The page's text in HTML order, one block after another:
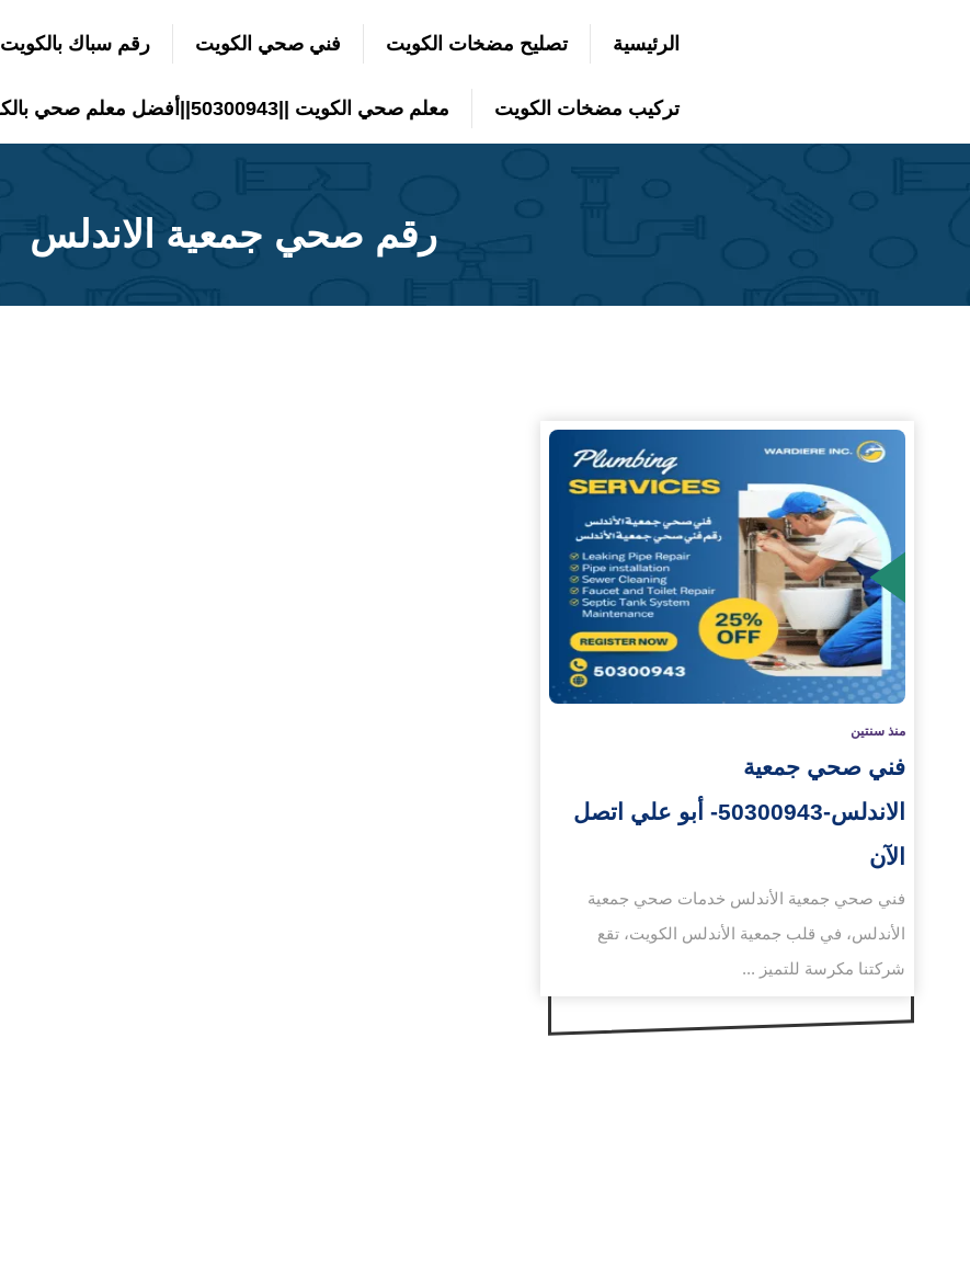
الرئيسية تصليح مضخات الكويت فني صحي الكويت رقم سباك بالكويت
تركيب مضخات الكويت معلم صحي الكويت ||50300943||أفضل معلم صحي بالكويت
رقم صحي جمعية الاندلس
منذ سنتين
فني صحي جمعية
الاندلس-50300943- أبو علي اتصل
الآن
فني صحي جمعية الأندلس خدمات صحي جمعية
الأندلس، في قلب جمعية الأندلس الكويت، تقع
شركتنا مكرسة للتميز ...